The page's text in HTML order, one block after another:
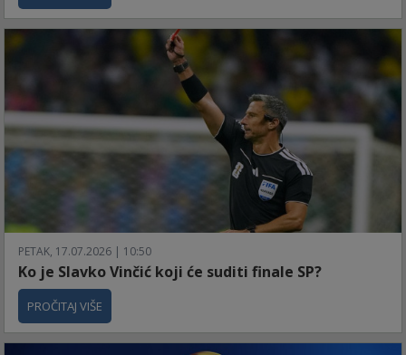
PETAK, 17.07.2026 | 10:50
Ko je Slavko Vinčić koji će suditi finale SP?
PROČITAJ VIŠE